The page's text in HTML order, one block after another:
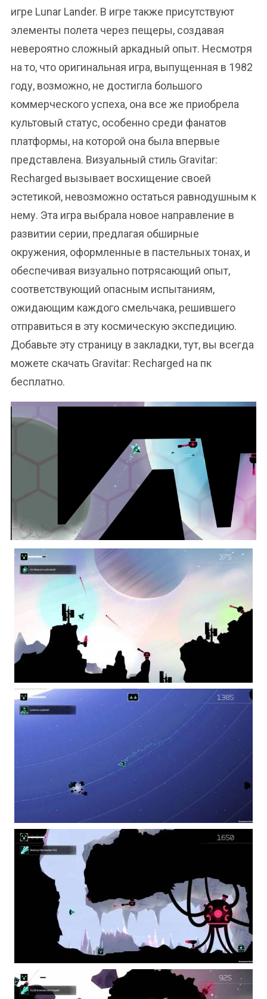
игре Lunar Lander. В игре также присутствуют
элементы полета через пещеры, создавая
невероятно сложный аркадный опыт. Несмотря
на то, что оригинальная игра, выпущенная в 1982
году, возможно, не достигла большого
коммерческого успеха, она все же приобрела
культовый статус, особенно среди фанатов
платформы, на которой она была впервые
представлена. Визуальный стиль Gravitar:
Recharged вызывает восхищение своей
эстетикой, невозможно остаться равнодушным к
нему. Эта игра выбрала новое направление в
развитии серии, предлагая обширные
окружения, оформленные в пастельных тонах, и
обеспечивая визуально потрясающий опыт,
соответствующий опасным испытаниям,
ожидающим каждого смельчака, решившего
отправиться в эту космическую экспедицию.
Добавьте эту страницу в закладки, тут, вы всегда
можете скачать Gravitar: Recharged на пк
бесплатно.